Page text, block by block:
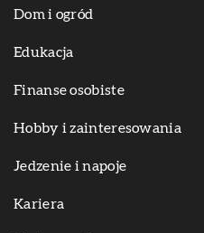
Dom i ogród
Edukacja
Finanse osobiste
Hobby i zainteresowania
Jedzenie i napoje
Kariera